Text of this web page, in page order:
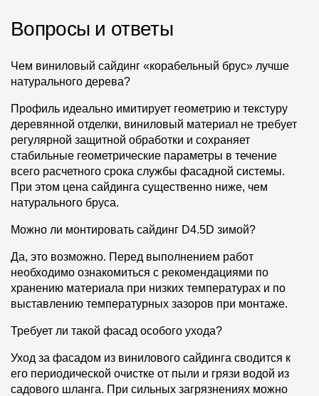
Вопросы и ответы
Чем виниловый сайдинг «корабельный брус» лучше
натурального дерева?
Профиль идеально имитирует геометрию и текстуру
деревянной отделки, виниловый материал не требует
регулярной защитной обработки и сохраняет
стабильные геометрические параметры в течение
всего расчетного срока службы фасадной системы.
При этом цена сайдинга существенно ниже, чем
натурального бруса.
Можно ли монтировать сайдинг D4.5D зимой?
Да, это возможно. Перед выполнением работ
необходимо ознакомиться с рекомендациями по
хранению материала при низких температурах и по
выставлению температурных зазоров при монтаже.
Требует ли такой фасад особого ухода?
Уход за фасадом из винилового сайдинга сводится к
его периодической очистке от пыли и грязи водой из
садового шланга. При сильных загрязнениях можно